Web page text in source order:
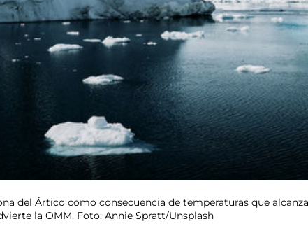
del Ártico como consecuencia de temperaturas que
la OMM. Foto: Annie Spratt/Unsplash